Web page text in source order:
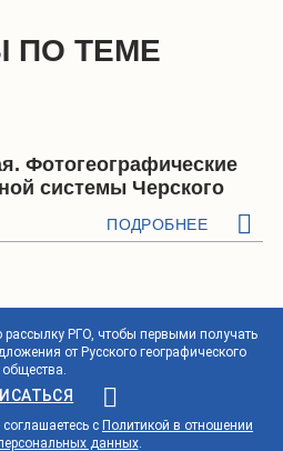
ПО ТЕМЕ
Фотогеографические
системы Черского
ПОДРОБНЕЕ
РГО, чтобы первыми получать
от Русского географического
общества.
с Политикой в отношении
данных.